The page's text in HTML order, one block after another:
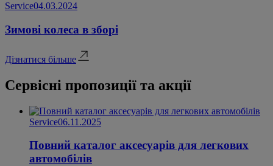
Service04.03.2024
Зимові колеса в зборі
Дізнатися більше
Сервісні пропозиції та акції
Service06.11.2025
Повний каталог аксесуарів для легкових
автомобілів